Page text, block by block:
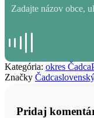
Kategória: okres Čadca
Značky Čadca
Pridaj